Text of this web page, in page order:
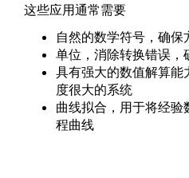
这些应用通常需要
自然的数学符号，确保
单位，消除转换错误，
具有强大的数值解算能
度很大的系统
曲线拟合，用于将经验
程曲线